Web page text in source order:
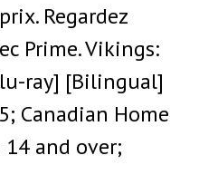
Regardez
Prime. Vikings:
ray] [Bilingual]
Canadian Home
and over;